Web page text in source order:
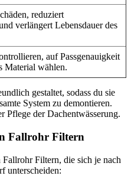
reduziert
verlängert Lebensdauer des
auf Passgenauigkeit
Material wählen.
gestaltet, sodass du sie
System zu demontieren.
Pflege der Dachentwässerung.
Fallrohr Filtern
Filtern, die sich je nach
unterscheiden: